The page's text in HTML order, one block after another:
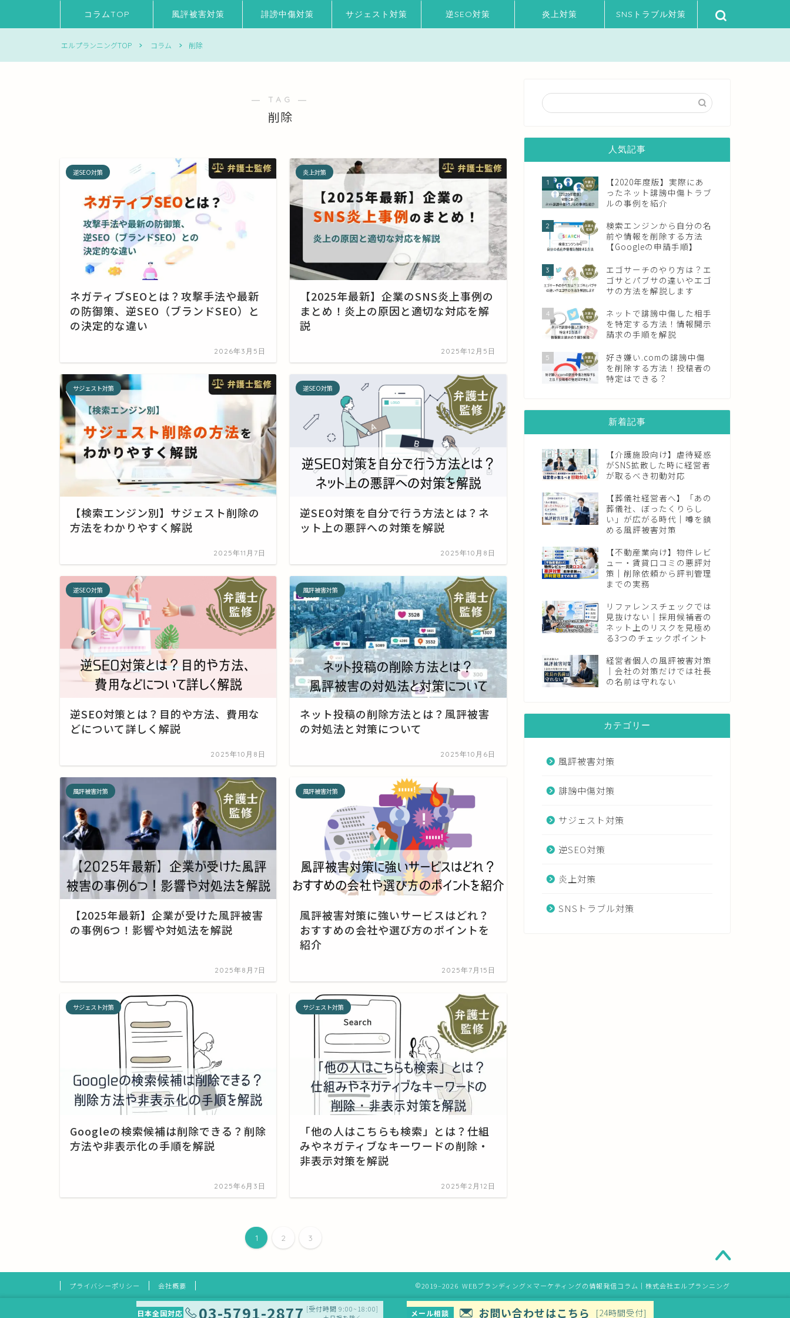
コラムTOP 風評被害対策 誹謗中傷対策 サジェスト対策 逆SEO対策 炎上対策 SNSトラブル対策
エルプランニングTOP コラム 削除
― TAG ―
削除
逆SEO対策
ネガティブSEOとは？攻撃手法や最新
の防御策、逆SEO（ブランドSEO）と
の決定的な違い
2026年3月5日
炎上対策
【2025年最新】企業のSNS炎上事例の
まとめ！炎上の原因と適切な対応を解
説
2025年12月5日
サジェスト対策
【検索エンジン別】サジェスト削除の
方法をわかりやすく解説
2025年11月7日
逆SEO対策
逆SEO対策を自分で行う方法とは？ネ
ット上の悪評への対策を解説
2025年10月8日
逆SEO対策
逆SEO対策とは？目的や方法、費用な
どについて詳しく解説
2025年10月8日
風評被害対策
ネット投稿の削除方法とは？風評被害
の対処法と対策について
2025年10月6日
風評被害対策
【2025年最新】企業が受けた風評被害
の事例6つ！影響や対処法を解説
2025年8月7日
風評被害対策
風評被害対策に強いサービスはどれ？
おすすめの会社や選び方のポイントを
紹介
2025年7月15日
サジェスト対策
Googleの検索候補は削除できる？削除
方法や非表示化の手順を解説
2025年6月3日
サジェスト対策
「他の人はこちらも検索」とは？仕組
みやネガティブなキーワードの削除・
非表示対策を解説
2025年2月12日
1 2 3
人気記事
1
【2020年度版】実際にあ
ったネット誹謗中傷トラブ
ルの事例を紹介
2
検索エンジンから自分の名
前や情報を削除する方法
【Googleの申請手順】
3
エゴサーチのやり方は？エ
ゴサとパブサの違いやエゴ
サの方法を解説します
4
ネットで誹謗中傷した相手
を特定する方法！情報開示
請求の手順を解説
5
好き嫌い.comの誹謗中傷
を削除する方法！投稿者の
特定はできる？
新着記事
【介護施設向け】虐待疑惑
がSNS拡散した時に経営者
が取るべき初動対応
【葬儀社経営者へ】「あの
葬儀社、ぼったくりらし
い」が広がる時代｜噂を鎮
める風評被害対策
【不動産業向け】物件レビ
ュー・賃貸口コミの悪評対
策｜削除依頼から評判管理
までの実務
リファレンスチェックでは
見抜けない｜採用候補者の
ネット上のリスクを見極め
る3つのチェックポイント
経営者個人の風評被害対策
｜会社の対策だけでは社長
の名前は守れない
カテゴリー
風評被害対策
誹謗中傷対策
サジェスト対策
逆SEO対策
炎上対策
SNSトラブル対策
プライバシーポリシー 会社概要 2019–2026 WEBブランディング×マーケティングの情報発信コラム｜株式会社エルプランニング
日本全国対応 03-5791-2877 [受付時間 9:00~18:00] メール相談 お問い合わせはこちら [24時間受付]